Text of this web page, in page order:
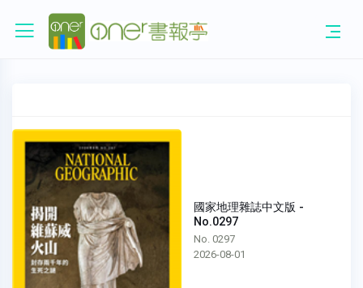
國家地理雜誌中文版 -
No.0297
No. 0297
2026-08-01